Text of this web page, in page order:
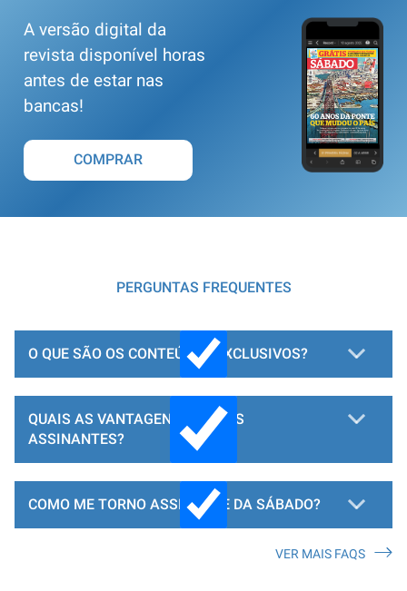
A versão digital da
revista disponível horas
antes de estar nas
bancas!
COMPRAR
PERGUNTAS FREQUENTES
O QUE SÃO OS CONTEÚDOS EXCLUSIVOS?
QUAIS AS VANTAGENS PARA OS
ASSINANTES?
COMO ME TORNO ASSINANTE DA SÁBADO?
VER MAIS FAQS